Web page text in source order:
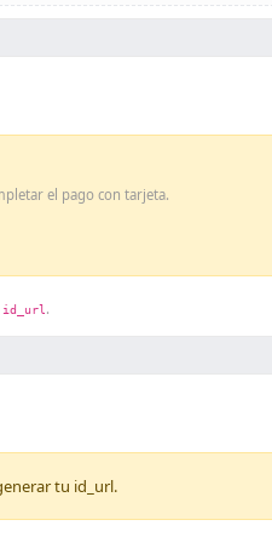
el pago con tarjeta.
id_url .
tu id_url.